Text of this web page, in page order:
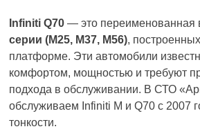
Infiniti Q70 — это переименованная
серии (M25, M37, M56),
платформе. Эти автомобили
комфортом, мощностью и требуют
подхода в обслуживании. В СТО
обслуживаем Infiniti M и Q70 с 2007
тонкости.